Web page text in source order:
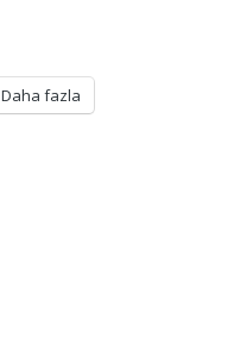
Daha fazla